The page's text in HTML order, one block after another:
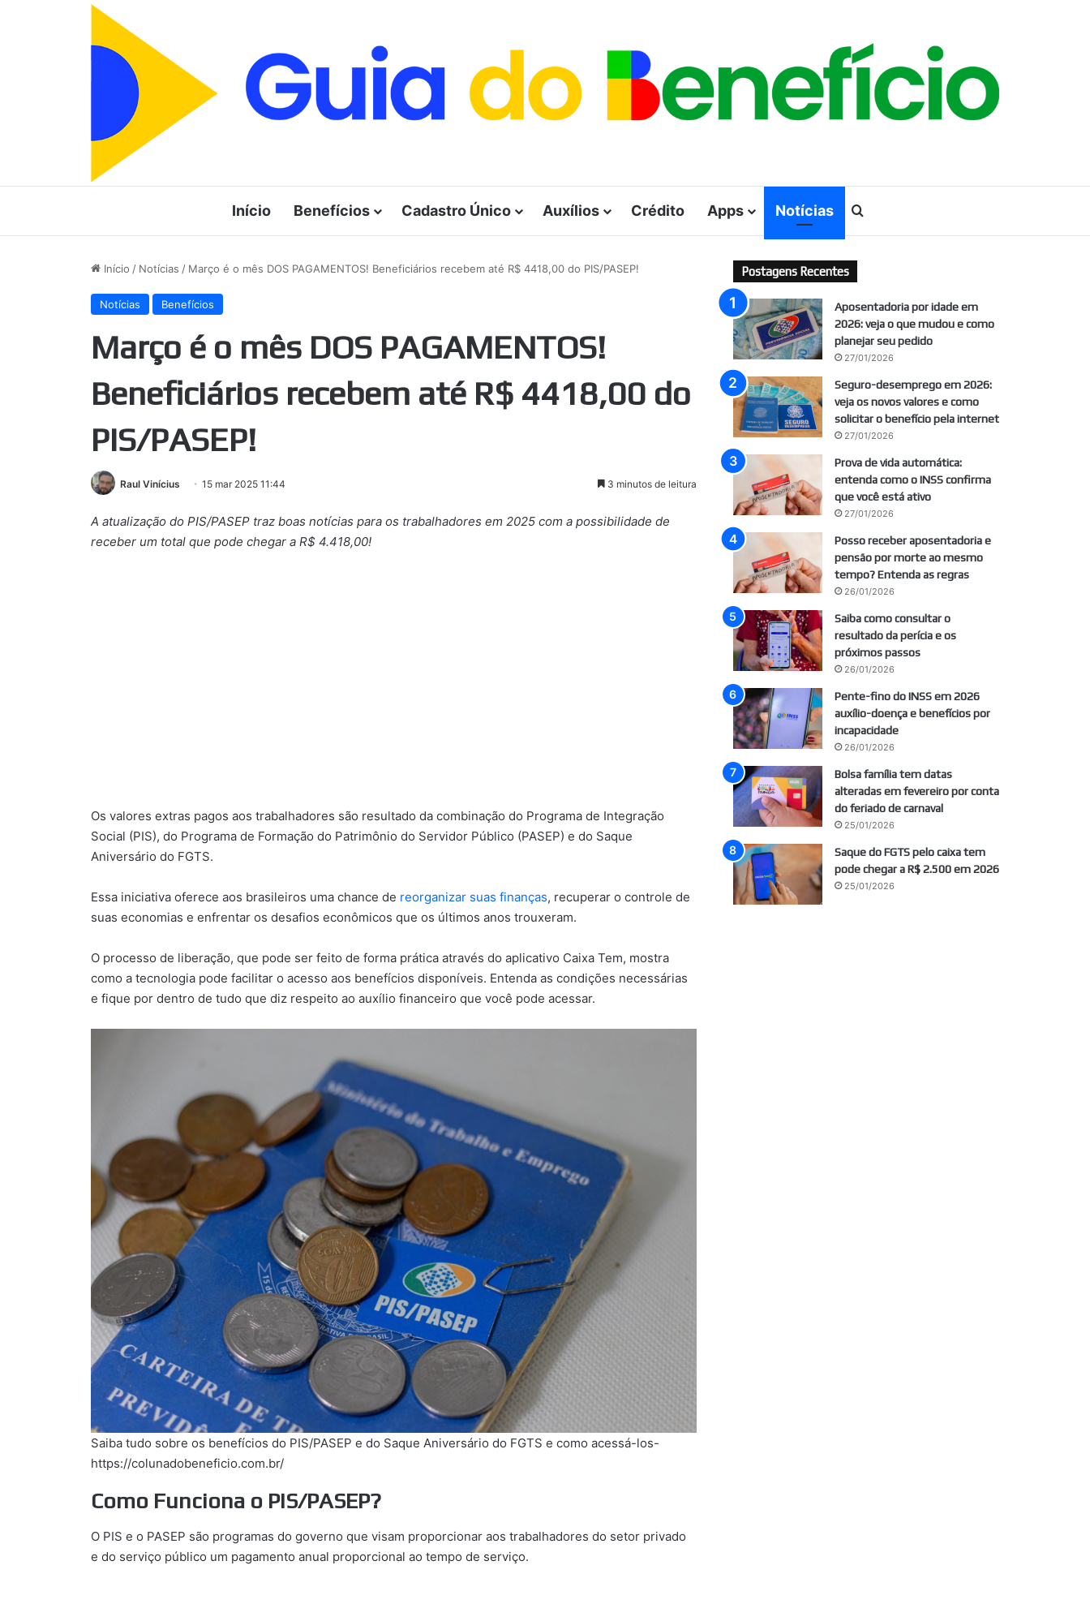
Início Benefícios Cadastro Único Auxílios Crédito Apps Notícias
Início / Notícias / Março é o mês DOS PAGAMENTOS! Beneficiários recebem até R$ 4418,00 do PIS/PASEP!
Notícias Benefícios
Março é o mês DOS PAGAMENTOS!
Beneficiários recebem até R$ 4418,00 do
PIS/PASEP!
Raul Vinícius 15 mar 2025 11:44 3 minutos de leitura
A atualização do PIS/PASEP traz boas notícias para os trabalhadores em 2025 com a possibilidade de
receber um total que pode chegar a R$ 4.418,00!
Os valores extras pagos aos trabalhadores são resultado da combinação do Programa de Integração
Social (PIS), do Programa de Formação do Patrimônio do Servidor Público (PASEP) e do Saque
Aniversário do FGTS.
Essa iniciativa oferece aos brasileiros uma chance de reorganizar suas finanças, recuperar o controle de
suas economias e enfrentar os desafios econômicos que os últimos anos trouxeram.
O processo de liberação, que pode ser feito de forma prática através do aplicativo Caixa Tem, mostra
como a tecnologia pode facilitar o acesso aos benefícios disponíveis. Entenda as condições necessárias
e fique por dentro de tudo que diz respeito ao auxílio financeiro que você pode acessar.
Saiba tudo sobre os benefícios do PIS/PASEP e do Saque Aniversário do FGTS e como acessá-los-
https://colunadobeneficio.com.br/
Como Funciona o PIS/PASEP?
O PIS e o PASEP são programas do governo que visam proporcionar aos trabalhadores do setor privado
e do serviço público um pagamento anual proporcional ao tempo de serviço.
Postagens Recentes
Aposentadoria por idade em
2026: veja o que mudou e como
planejar seu pedido
27/01/2026
Seguro-desemprego em 2026:
veja os novos valores e como
solicitar o benefício pela internet
27/01/2026
Prova de vida automática:
entenda como o INSS confirma
que você está ativo
27/01/2026
Posso receber aposentadoria e
pensão por morte ao mesmo
tempo? Entenda as regras
26/01/2026
Saiba como consultar o
resultado da perícia e os
próximos passos
26/01/2026
Pente-fino do INSS em 2026
auxílio-doença e benefícios por
incapacidade
26/01/2026
Bolsa família tem datas
alteradas em fevereiro por conta
do feriado de carnaval
25/01/2026
Saque do FGTS pelo caixa tem
pode chegar a R$ 2.500 em 2026
25/01/2026